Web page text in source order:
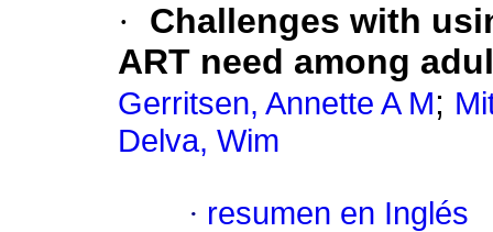
·
Challenges with
ART need among
Gerritsen, Annette A M;
Delva, Wim
· resumen en Inglés